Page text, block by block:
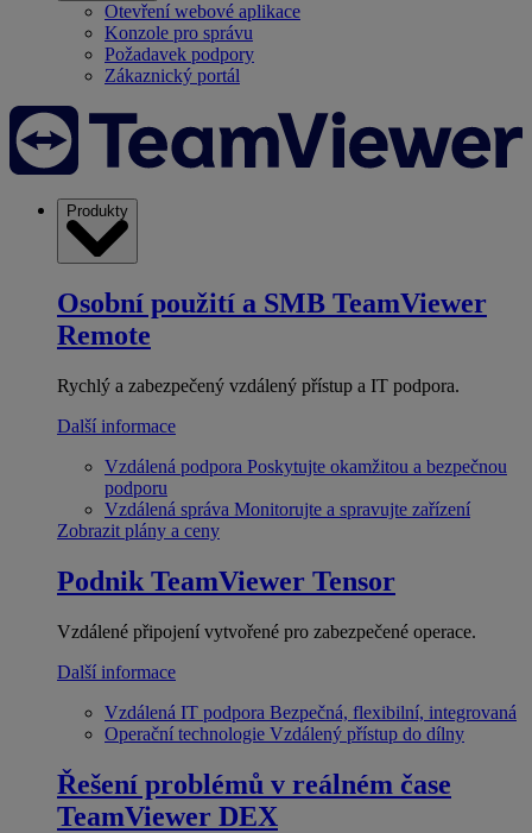
Otevření webové aplikace
Konzole pro správu
Požadavek podpory
Zákaznický portál
Produkty
Osobní použití a SMB TeamViewer
Remote
Rychlý a zabezpečený vzdálený přístup a IT podpora.
Další informace
Vzdálená podpora Poskytujte okamžitou a bezpečnou
podporu
Vzdálená správa Monitorujte a spravujte zařízení
Zobrazit plány a ceny
Podnik TeamViewer Tensor
Vzdálené připojení vytvořené pro zabezpečené operace.
Další informace
Vzdálená IT podpora Bezpečná, flexibilní, integrovaná
Operační technologie Vzdálený přístup do dílny
Řešení problémů v reálném čase
TeamViewer DEX